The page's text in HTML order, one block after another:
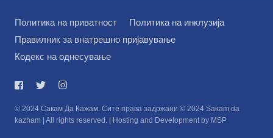
Политика на приватност
Политика на инклузија
Правилник за внатрешно пријавување
Кодекс на однесување
© 2024 Сакам Да Кажам. Сите права задржани © 2024 Sakam da
kazham | All rights reserved. | Hosting and Development by MSP